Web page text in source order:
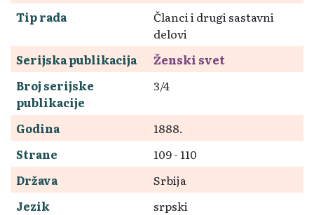
Tip rada
Članci i drugi sastavni
delovi
Serijska publikacija
Ženski svet
Broj serijske
publikacije
3/4
Godina
1888.
Strane
109 - 110
Država
Srbija
Jezik
srpski